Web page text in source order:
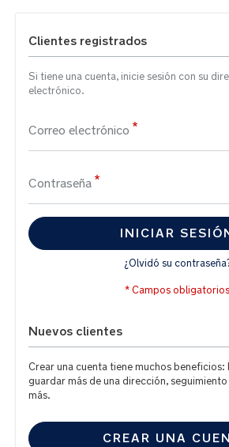
Clientes registrados
Si tiene una cuenta, inicie sesión con su
electrónico.
Correo electrónico
Contraseña
INICIAR
¿Olvidó su
Nuevos clientes
Crear una cuenta tiene muchos beneficios:
guardar más de una dirección,
más.
CREAR UNA